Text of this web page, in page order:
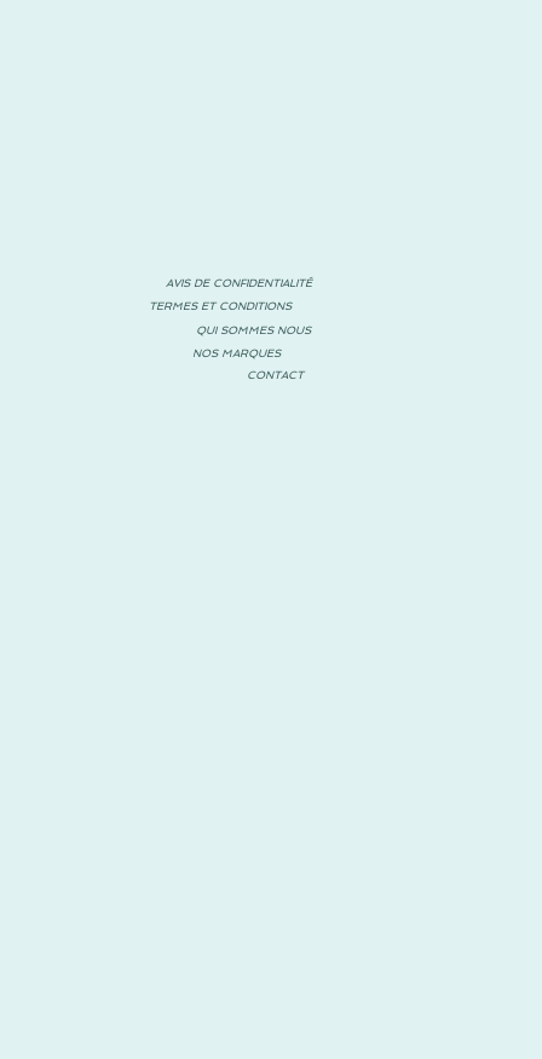
AVIS DE CONFIDENTIALITÉ
TERMES ET CONDITIONS
QUI SOMMES NOUS
NOS MARQUES
CONTACT